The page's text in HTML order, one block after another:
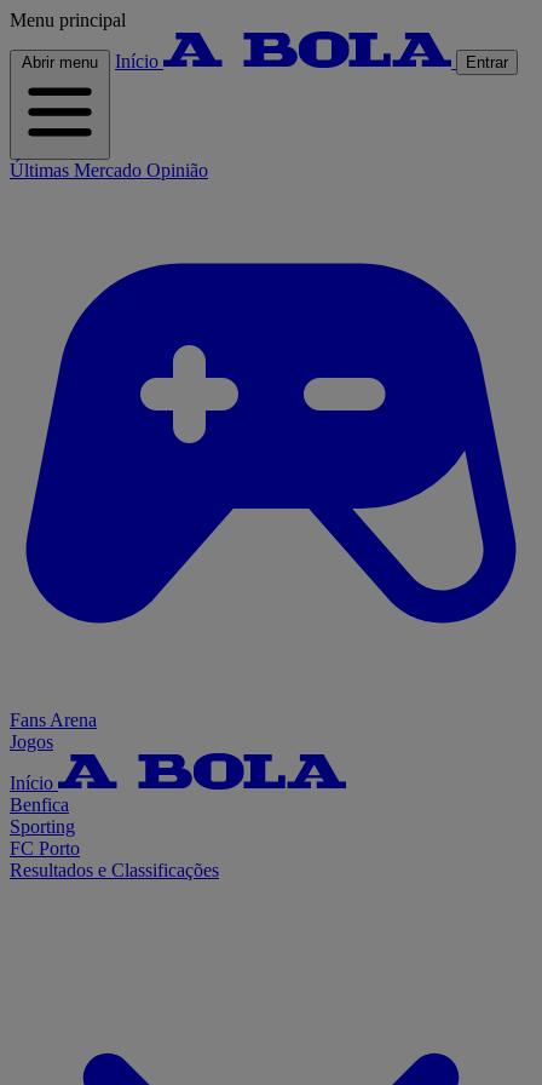
Menu principal
Abrir menu Início Entrar
Últimas Mercado Opinião
Fans Arena
Jogos
Início
Benfica
Sporting
FC Porto
Resultados e Classificações